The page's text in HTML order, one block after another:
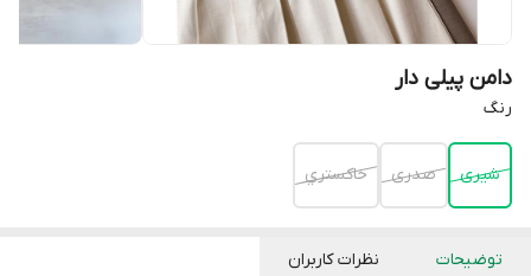
دامن پیلی دار
رنگ
شيرى صدرى خاكستري
توضیحات نظرات کاربران